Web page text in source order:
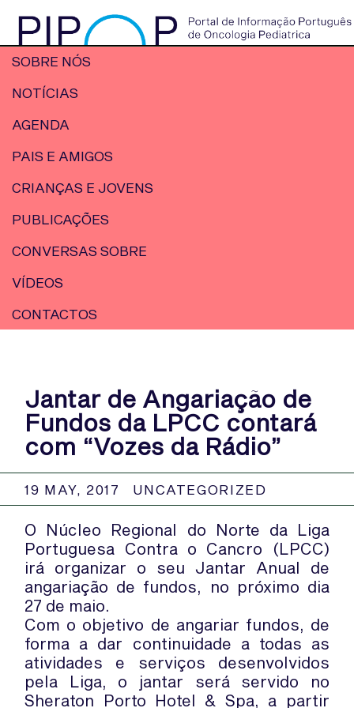
SOBRE NÓS
NOTÍCIAS
AGENDA
PAIS E AMIGOS
CRIANÇAS E JOVENS
PUBLICAÇÕES
CONVERSAS SOBRE
VÍDEOS
CONTACTOS
Jantar de Angariação de
Fundos da LPCC contará
com “Vozes da Rádio”
19 MAY, 2017 UNCATEGORIZED
O Núcleo Regional do Norte da Liga
Portuguesa Contra o Cancro (LPCC)
irá organizar o seu Jantar Anual de
angariação de fundos, no próximo dia
27 de maio.
Com o objetivo de angariar fundos, de
forma a dar continuidade a todas as
atividades e serviços desenvolvidos
pela Liga, o jantar será servido no
Sheraton Porto Hotel & Spa, a partir